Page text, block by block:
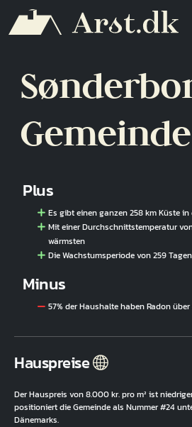
Gemeinde
Plus
Es gibt einen ganzen 258 km Küste in
Mit einer Durchschnittstemperatur
wärmsten
Die Wachstumsperiode von 259
Minus
57% der Haushalte haben Radon
Hauspreise
Der Hauspreis von 8.000 kr. pro m² ist
positioniert die Gemeinde als Nummer #24
Dänemarks.